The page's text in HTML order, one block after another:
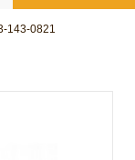
143-0821